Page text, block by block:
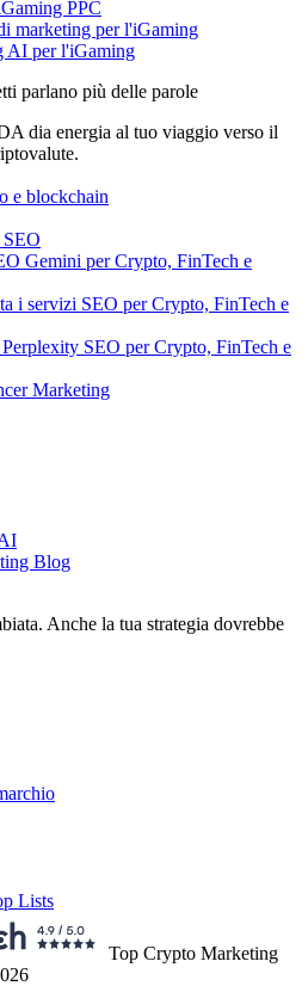
PPC
marketing per l'iGaming
AI per l'iGaming
parlano più delle parole
dia energia al tuo viaggio verso il
e blockchain
Gemini per Crypto, FinTech e
i servizi SEO per Crypto, FinTech e
SEO per Crypto, FinTech e
Marketing
Blog
Anche la tua strategia dovrebbe
Lists
Top Crypto Marketing